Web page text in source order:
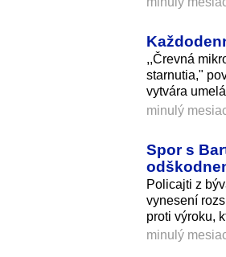
,,Črevná
starnutia,"
vytvára
minulý
Spor s
Policajti z
vynesení
proti výroku,
minulý